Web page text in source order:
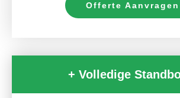
Offerte Aanvragen
+ Volledige